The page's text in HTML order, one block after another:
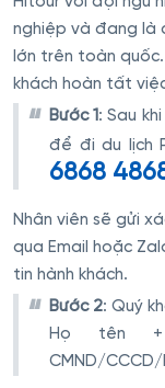
nghiệp và đang là
lớn trên toàn
khách hoàn tất
Bước 1: Sau
để đi du lịch
6868
Nhân viên sẽ gửi
qua Email hoặc
tin hành khách.
Bước 2: Quý
Họ tên +
CMND/